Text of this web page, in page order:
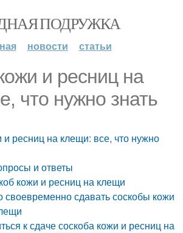
ПОДРУЖКА
новости статьи
и ресниц на
что нужно знать
ресниц на клещи: все, что нужно
и ответы
кожи и ресниц на клещи
сдавать соскобы кожи
к сдаче соскоба кожи и ресниц на